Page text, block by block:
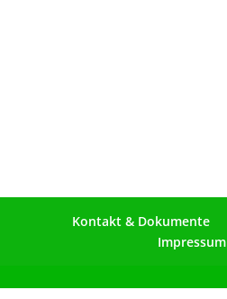
Kontakt & Dokumente
Impressum